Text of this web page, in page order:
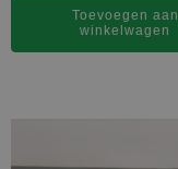
Toevoegen aan
winkelwagen